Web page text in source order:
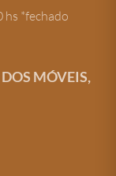
hs *fechado
MÓVEIS,